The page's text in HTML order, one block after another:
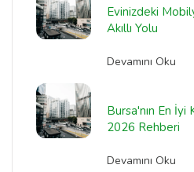
Evinizdeki
Akıllı Yolu
Devamını Oku
Bursa'nın En İyi
2026 Rehberi
Devamını Oku